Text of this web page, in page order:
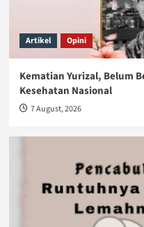
Artikel Opini
Kematian Yurizal, Belum
Kesehatan Nasional
7 August, 2026